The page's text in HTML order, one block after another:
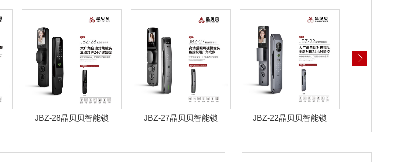
JBZ-27晶贝贝智能锁 JBZ-22晶贝贝智能锁 JBZ-21晶贝贝智能锁